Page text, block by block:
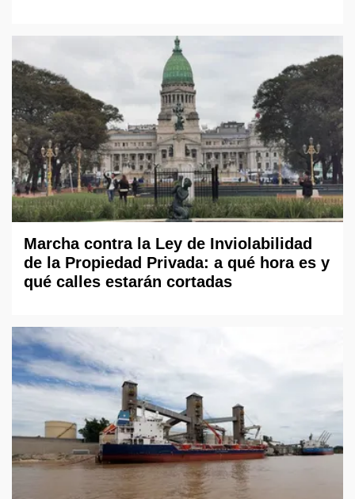
Marcha contra la Ley de Inviolabilidad
de la Propiedad Privada: a qué hora es y
qué calles estarán cortadas